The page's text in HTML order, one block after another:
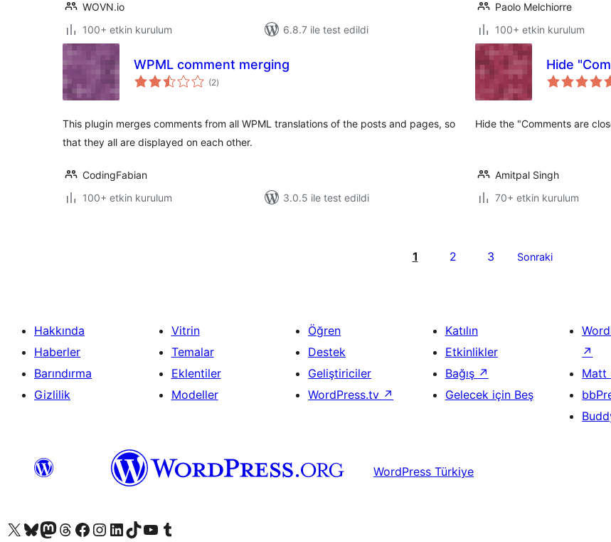
WOVN.io
100+ etkin kurulum
6.8.7 ile test edildi
Paolo Melchiorre
100+ etkin kurulum
WPML comment merging
(2toplam
puan
)
This plugin merges comments from all WPML translations of the posts and pages, so
that they all are displayed on each other.
CodingFabian
100+ etkin kurulum
3.0.5 ile test edildi
Hide
Hide the "Comments are
Amitpal Singh
70+ etkin kurulum
1 2 3 Sonraki
Hakkında
Haberler
Barındırma
Gizlilik
Vitrin
Temalar
Eklentiler
Modeller
Öğren
Destek
Geliştiriciler
WordPress.tv ↗
Katılın
Etkinlikler
Bağış ↗
Gelecek için Beş
↗
Matt
WordPress Türkiye
X (eski Twitter) hesabımıza bakın
Bluesky hesabımızı ziyaret edinMastodon hesabımızı ziyaret edinThreads hesabımızı ziyaret edinFacebook sayfamızı ziyaret edinInstagram hesabımızı ziyaret edinLinkedIn hesabımızı ziyaret edinTikTok hesabımızı ziyaret edinYouTube kanalımızı ziyaret edinTumblr hesabımızı ziyaret edin